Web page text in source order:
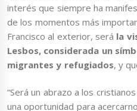
interés que siempre ha
de los momentos más
Francisco al exterior, será la
Lesbos, considerada un
migrantes y refugiados, y
“Será un abrazo a los
una oportunidad para